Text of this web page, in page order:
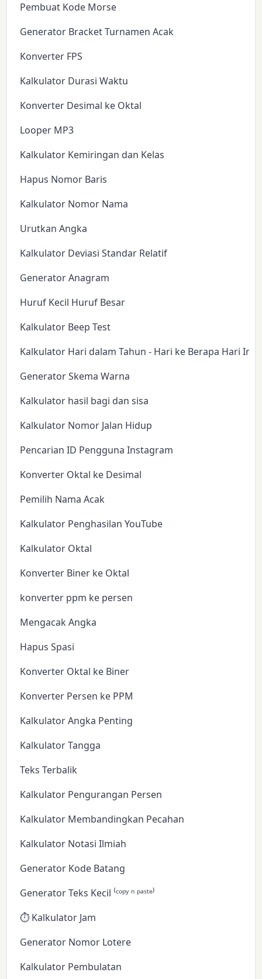
Pembuat Kode Morse
Generator Bracket Turnamen Acak
Konverter FPS
Kalkulator Durasi Waktu
Konverter Desimal ke Oktal
Looper MP3
Kalkulator Kemiringan dan Kelas
Hapus Nomor Baris
Kalkulator Nomor Nama
Urutkan Angka
Kalkulator Deviasi Standar Relatif
Generator Anagram
Huruf Kecil Huruf Besar
Kalkulator Beep Test
Kalkulator Hari dalam Tahun - Hari ke Berapa Hari Ini?
Generator Skema Warna
Kalkulator hasil bagi dan sisa
Kalkulator Nomor Jalan Hidup
Pencarian ID Pengguna Instagram
Konverter Oktal ke Desimal
Pemilih Nama Acak
Kalkulator Penghasilan YouTube
Kalkulator Oktal
Konverter Biner ke Oktal
konverter ppm ke persen
Mengacak Angka
Hapus Spasi
Konverter Oktal ke Biner
Konverter Persen ke PPM
Kalkulator Angka Penting
Kalkulator Tangga
Teks Terbalik
Kalkulator Pengurangan Persen
Kalkulator Membandingkan Pecahan
Kalkulator Notasi Ilmiah
Generator Kode Batang
Generator Teks Kecil ⁽ᶜᵒᵖʸ ⁿ ᵖᵃˢᵗᵉ⁾
⏱️ Kalkulator Jam
Generator Nomor Lotere
Kalkulator Pembulatan